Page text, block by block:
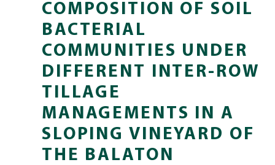
COMPOSITION OF SOIL
BACTERIAL
COMMUNITIES UNDER
DIFFERENT INTER‑ROW
TILLAGE
MANAGEMENTS IN A
SLOPING VINEYARD OF
THE BALATON